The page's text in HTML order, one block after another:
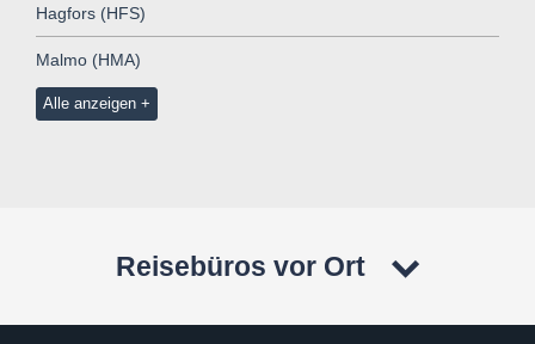
Hagfors (HFS)
Malmo (HMA)
Alle anzeigen
Reisebüros vor Ort